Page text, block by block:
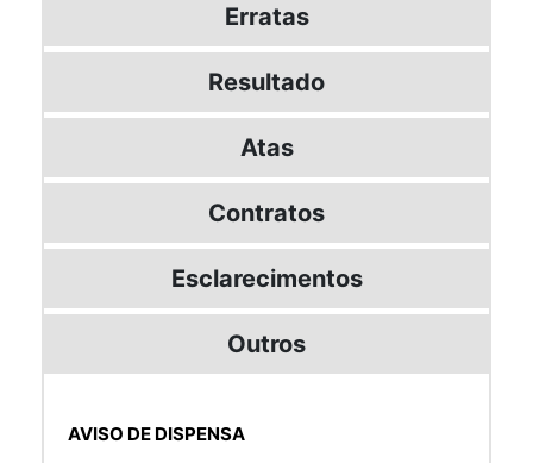
Erratas
Resultado
Atas
Contratos
Esclarecimentos
Outros
AVISO DE DISPENSA